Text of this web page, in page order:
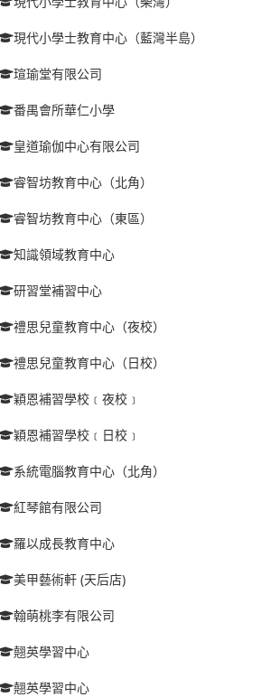
現代小學士教育中心（藍灣半島）
瑄瑜堂有限公司
番禺會所華仁小學
皇道瑜伽中心有限公司
睿智坊教育中心（北角）
睿智坊教育中心（東區）
知識領域教育中心
研習堂補習中心
禮思兒童教育中心（夜校）
禮思兒童教育中心（日校）
穎恩補習學校﹝夜校﹞
穎恩補習學校﹝日校﹞
系統電腦教育中心（北角）
紅琴館有限公司
羅以成長教育中心
美甲藝術軒 (天后店)
翰萌桃李有限公司
翹英學習中心
翹英學習中心